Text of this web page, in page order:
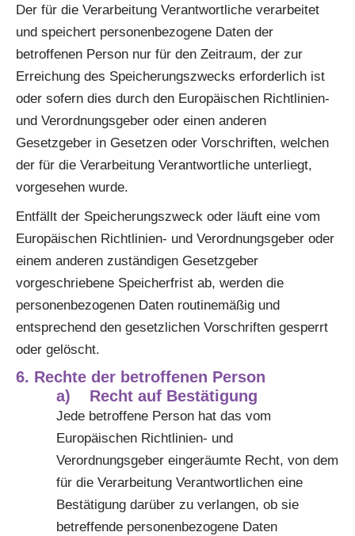
Der für die Verarbeitung Verantwortliche verarbeitet
und speichert personenbezogene Daten der
betroffenen Person nur für den Zeitraum, der zur
Erreichung des Speicherungszwecks erforderlich ist
oder sofern dies durch den Europäischen Richtlinien-
und Verordnungsgeber oder einen anderen
Gesetzgeber in Gesetzen oder Vorschriften, welchen
der für die Verarbeitung Verantwortliche unterliegt,
vorgesehen wurde.
Entfällt der Speicherungszweck oder läuft eine vom
Europäischen Richtlinien- und Verordnungsgeber oder
einem anderen zuständigen Gesetzgeber
vorgeschriebene Speicherfrist ab, werden die
personenbezogenen Daten routinemäßig und
entsprechend den gesetzlichen Vorschriften gesperrt
oder gelöscht.
6. Rechte der betroffenen Person
a) Recht auf Bestätigung
Jede betroffene Person hat das vom
Europäischen Richtlinien- und
Verordnungsgeber eingeräumte Recht, von dem
für die Verarbeitung Verantwortlichen eine
Bestätigung darüber zu verlangen, ob sie
betreffende personenbezogene Daten